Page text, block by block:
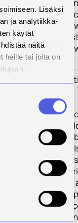
Lisäksi
ja analytiikka-
käytät
näitä
heille tai joita on
resilience, and
Technology)
methodologies
contributes to
infrastructures
and industry.
Savonia has
1) Savonia
management,
project
2)Savonia has
models and
3) Savonia
sensor
proof-of-
4) Savonia
security